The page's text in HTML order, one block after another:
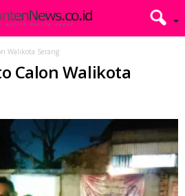
Walikota Serang
Calon Walikota